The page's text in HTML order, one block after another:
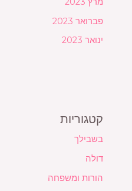
פברואר 2023
ינואר 2023
קטגוריות
בשבילך
דולה
הורות ומשפחה